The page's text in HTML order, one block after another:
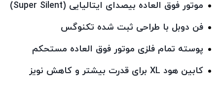
موتور فوق العاده بیصدای ایتالیایی (Super Silent)
فن دوبل با طراحی ثبت شده تکنوگس
پوسته تمام فلزی موتور فوق العاده مستحکم
کابین هود XL برای قدرت بیشتر و کاهش نویز